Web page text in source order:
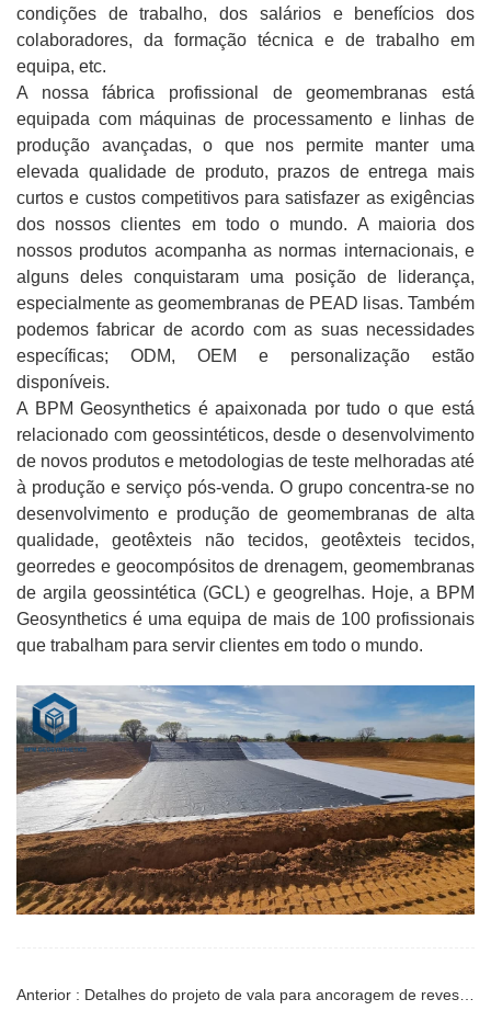
condições de trabalho, dos salários e benefícios dos
colaboradores, da formação técnica e de trabalho em
equipa, etc.
A nossa fábrica profissional de geomembranas está
equipada com máquinas de processamento e linhas de
produção avançadas, o que nos permite manter uma
elevada qualidade de produto, prazos de entrega mais
curtos e custos competitivos para satisfazer as exigências
dos nossos clientes em todo o mundo. A maioria dos
nossos produtos acompanha as normas internacionais, e
alguns deles conquistaram uma posição de liderança,
especialmente as geomembranas de PEAD lisas. Também
podemos fabricar de acordo com as suas necessidades
específicas; ODM, OEM e personalização estão
disponíveis.
A BPM Geosynthetics é apaixonada por tudo o que está
relacionado com geossintéticos, desde o desenvolvimento
de novos produtos e metodologias de teste melhoradas até
à produção e serviço pós-venda. O grupo concentra-se no
desenvolvimento e produção de geomembranas de alta
qualidade, geotêxteis não tecidos, geotêxteis tecidos,
georredes e geocompósitos de drenagem, geomembranas
de argila geossintética (GCL) e geogrelhas. Hoje, a BPM
Geosynthetics é uma equipa de mais de 100 profissionais
que trabalham para servir clientes em todo o mundo.